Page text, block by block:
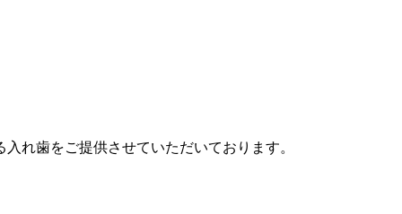
れ歯をご提供させていただいております。